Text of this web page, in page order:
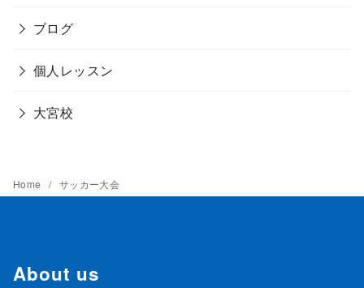
ブログ
個人レッスン
大宮校
Home サッカー大会
About us